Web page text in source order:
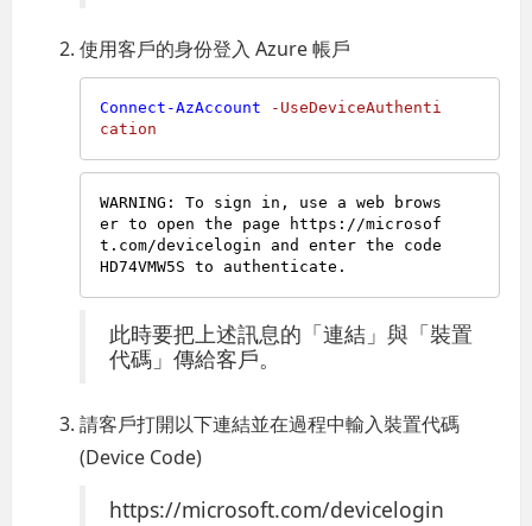
使用客戶的身份登入 Azure 帳戶
Connect-AzAccount
-UseDeviceAuthenti
cation
WARNING: To sign in, use a web brows
er to open the page https://microsof
t.com/devicelogin and enter the code
此時要把上述訊息的「連結」與「裝置
代碼」傳給客戶。
請客戶打開以下連結並在過程中輸入裝置代碼
(Device Code)
https://microsoft.com/devicelogin